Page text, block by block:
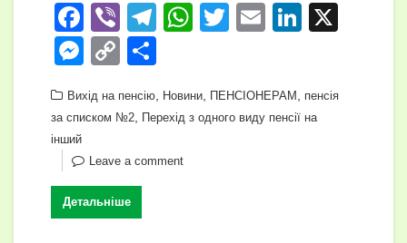
F
a
c
e
o
o
k
Vi
b
er
T
gr
a
m
W
s
A
T
er
E
Li
e
M
ss
n
g
er
C
p
Li
n
k
ді
и
Вихід на пенсію Новини ПЕНСІОНЕРАМ
пенсія
за списком №2
Перехід з одного виду пенсії на
інший
Leave a comment
Детальніше